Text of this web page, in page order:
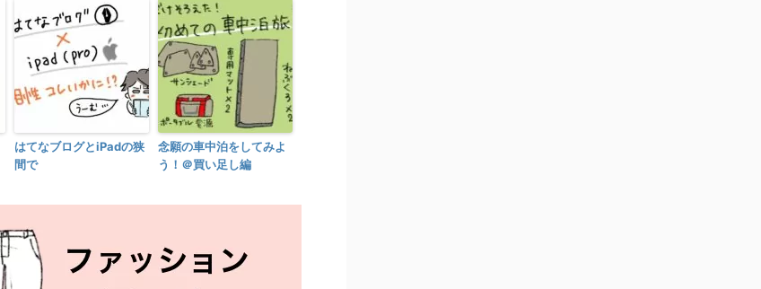
はてなブログとiPadの狭
間で
念願の車中泊をしてみよ
う！＠買い足し編